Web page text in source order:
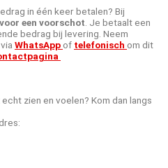
in één keer betalen? Bij
een voorschot. Je betaalt een
bedrag bij levering. Neem
WhatsApp of telefonisch om dit
zien en voelen? Kom dan langs